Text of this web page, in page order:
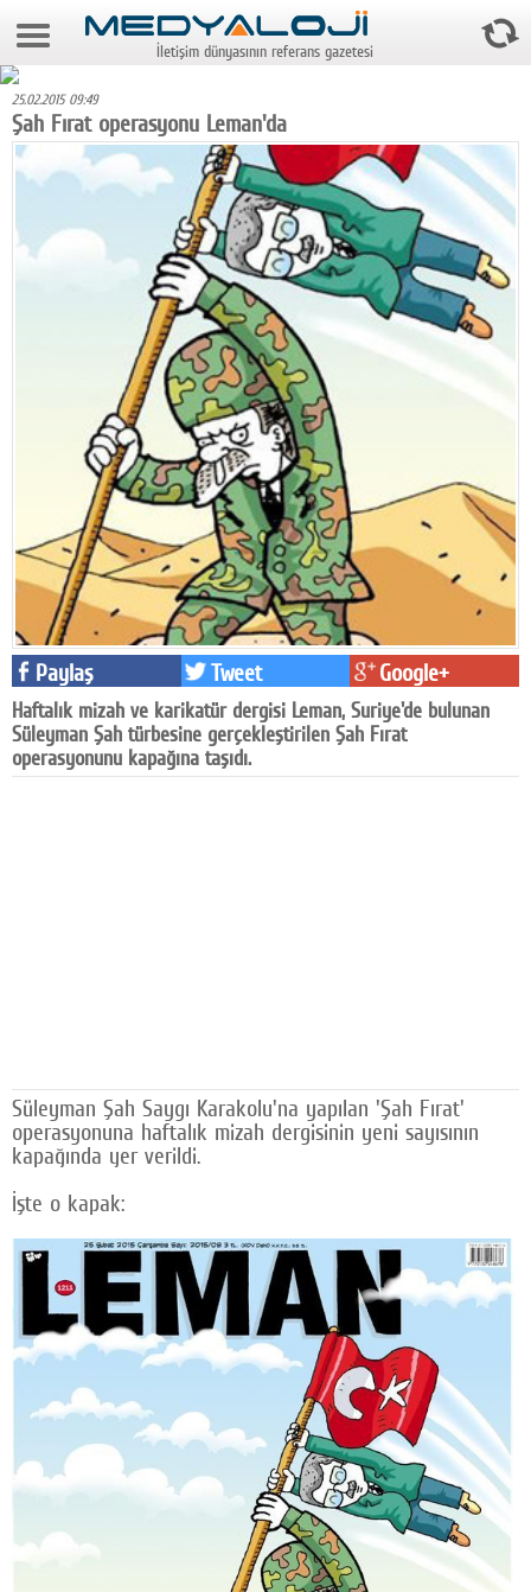
7 Ağustos 2026 19:45:14
Foto Galeri
Video Galeri
Reyting-tiraj
Teknoloji
Televizyon
Dünya
Pr
Facebook
Diziler
Karikatür
Youtube
Polemik
Google Plus
© 2026 TÜM HAKLARI SAKLIDIR
İletişim dünyasının referans gazetesi
25.02.2015 09:49
Şah Fırat operasyonu Leman'da
Paylaş Tweet Google+
Haftalık mizah ve karikatür dergisi Leman, Suriye'de bulunan
Süleyman Şah türbesine gerçekleştirilen Şah Fırat
operasyonunu kapağına taşıdı.
Süleyman Şah Saygı Karakolu'na yapılan 'Şah Fırat'
operasyonuna haftalık mizah dergisinin yeni sayısının
kapağında yer verildi.
İşte o kapak: